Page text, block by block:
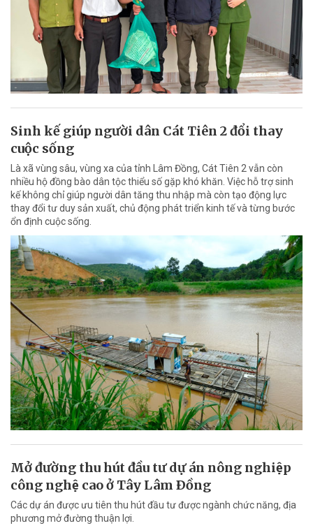
Sinh kế giúp người dân Cát Tiên 2 đổi thay
cuộc sống
Là xã vùng sâu, vùng xa của tỉnh Lâm Đồng, Cát Tiên 2 vẫn còn
nhiều hộ đồng bào dân tộc thiểu số gặp khó khăn. Việc hỗ trợ sinh
kế không chỉ giúp người dân tăng thu nhập mà còn tạo động lực
thay đổi tư duy sản xuất, chủ động phát triển kinh tế và từng bước
ổn định cuộc sống.
Mở đường thu hút đầu tư dự án nông nghiệp
công nghệ cao ở Tây Lâm Ðồng
Các dự án được ưu tiên thu hút đầu tư được ngành chức năng, địa
phương mở đường thuận lợi.